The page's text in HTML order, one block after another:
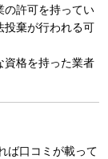
の許可を持ってい
投棄が行われる可
資格を持った業者
ば口コミが載って